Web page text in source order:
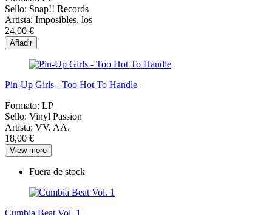
Sello: Snap!! Records
Artista: Imposibles, los
24,00 €
Añadir
Pin-Up Girls - Too Hot To Handle
Formato: LP
Sello: Vinyl Passion
Artista: VV. AA.
18,00 €
View more
Fuera de stock